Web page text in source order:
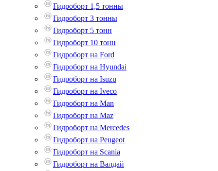
Гидроборт 1,5 тонны
Гидроборт 3 тонны
Гидроборт 5 тонн
Гидроборт 10 тонн
Гидроборт на Ford
Гидроборт на Hyundai
Гидроборт на Isuzu
Гидроборт на Iveco
Гидроборт на Man
Гидроборт на Maz
Гидроборт на Mercedes
Гидроборт на Peugeot
Гидроборт на Scania
Гидроборт на Валдай